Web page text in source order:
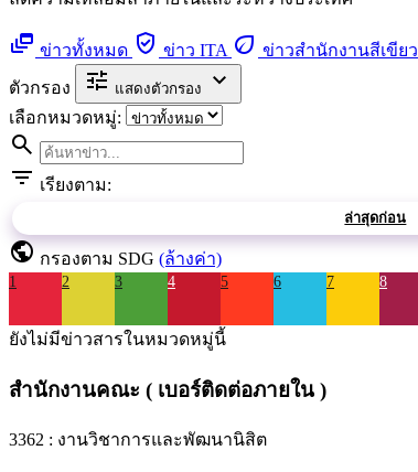
dynamic_feed ข่าวทั้งหมด verified_user ข่าว ITA eco ข่าวสำนักงานสีเขียว
ตัวกรอง
tune แสดงตัวกรอง expand_more
เลือกหมวดหมู่:
search
filter_list เรียงตาม:
ล่าสุดก่อน
public กรองตาม SDG (ล้างค่า)
1 2 3 4 5 6 7 8
ยังไม่มีข่าวสารในหมวดหมู่นี้
สำนักงานคณะ ( เบอร์ติดต่อภายใน )
3362 : งานวิชาการและพัฒนานิสิต